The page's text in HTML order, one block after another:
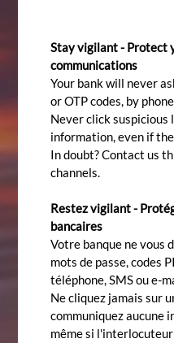
Stay vigilant - Protect
communications
Your bank will never
or OTP codes, by
Never click
information, even if
In doubt? Contact us
channels.
Restez vigilant -
bancaires
Votre banque ne vous
mots de passe, codes
téléphone, SMS ou e-
Ne cliquez jamais sur
communiquez aucune
même si